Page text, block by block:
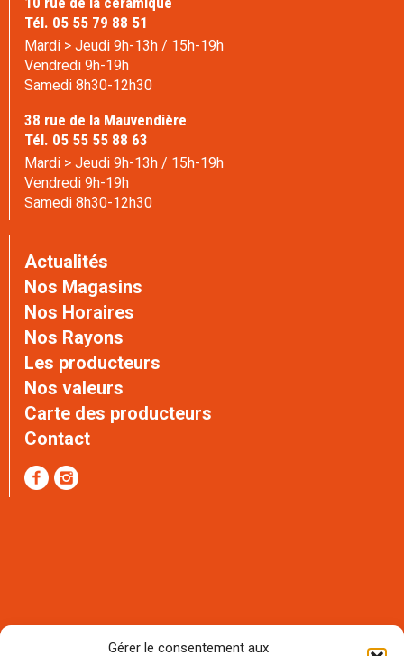
Gérer le consentement aux
Tél. 05 55 79 88 51
Mardi > Jeudi 9h-13h / 15h-19h
Vendredi 9h-19h
Samedi 8h30-12h30
38 rue de la Mauvendière
Tél. 05 55 55 88 63
Mardi > Jeudi 9h-13h / 15h-19h
Vendredi 9h-19h
Samedi 8h30-12h30
Actualités
Nos Magasins
Nos Horaires
Nos Rayons
Les producteurs
Nos valeurs
Carte des producteurs
Contact